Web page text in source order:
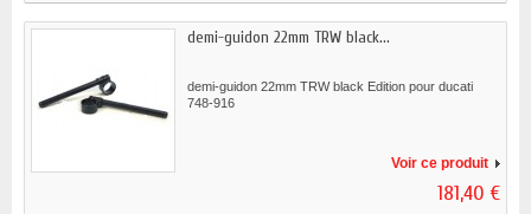
demi-guidon 22mm TRW black...
demi-guidon 22mm TRW black Edition pour ducati
748-916
Voir ce produit
181,40 €